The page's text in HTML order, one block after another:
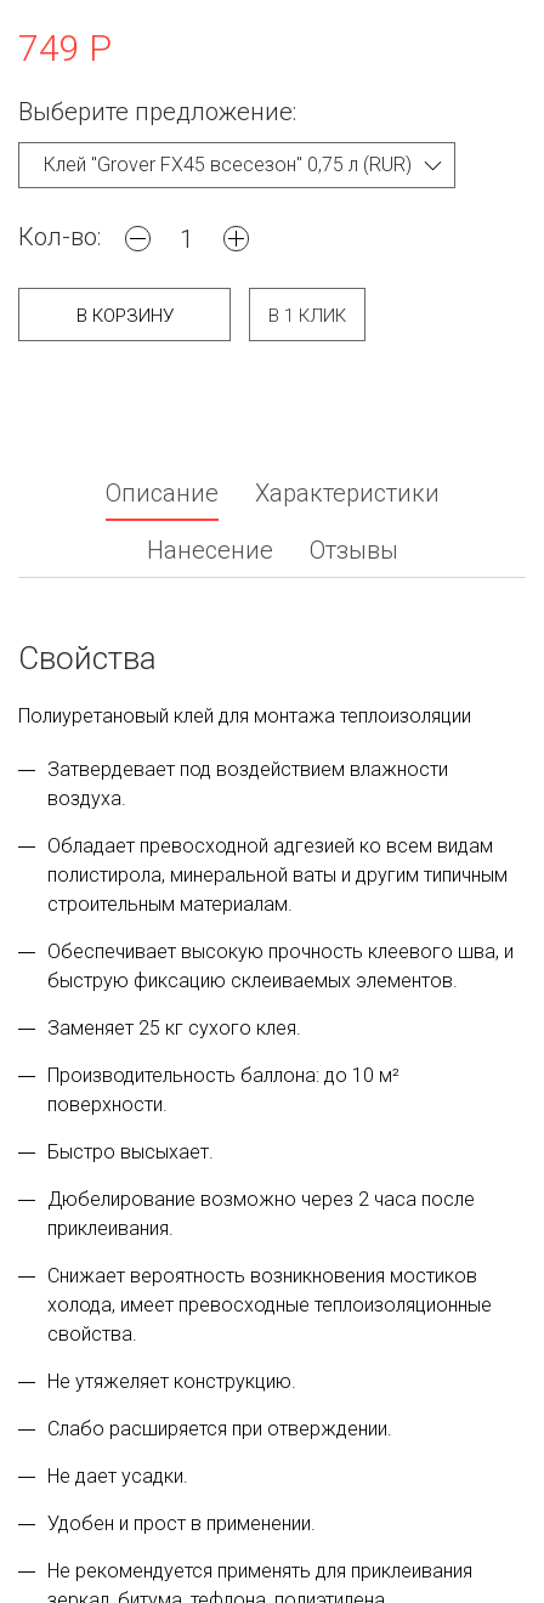
749 Р
Выберите предложение:
Кол-во:
В КОРЗИНУ В 1 КЛИК
Описание
Характеристики
Нанесение
Отзывы
Свойства
Полиуретановый клей для монтажа теплоизоляции
Затвердевает под воздействием влажности
воздуха.
Обладает превосходной адгезией ко всем видам
полистирола, минеральной ваты и другим типичным
строительным материалам.
Обеспечивает высокую прочность клеевого шва, и
быструю фиксацию склеиваемых элементов.
Заменяет 25 кг сухого клея.
Производительность баллона: до 10 м²
поверхности.
Быстро высыхает.
Дюбелирование возможно через 2 часа после
приклеивания.
Снижает вероятность возникновения мостиков
холода, имеет превосходные теплоизоляционные
свойства.
Не утяжеляет конструкцию.
Слабо расширяется при отверждении.
Не дает усадки.
Удобен и прост в применении.
Не рекомендуется применять для приклеивания